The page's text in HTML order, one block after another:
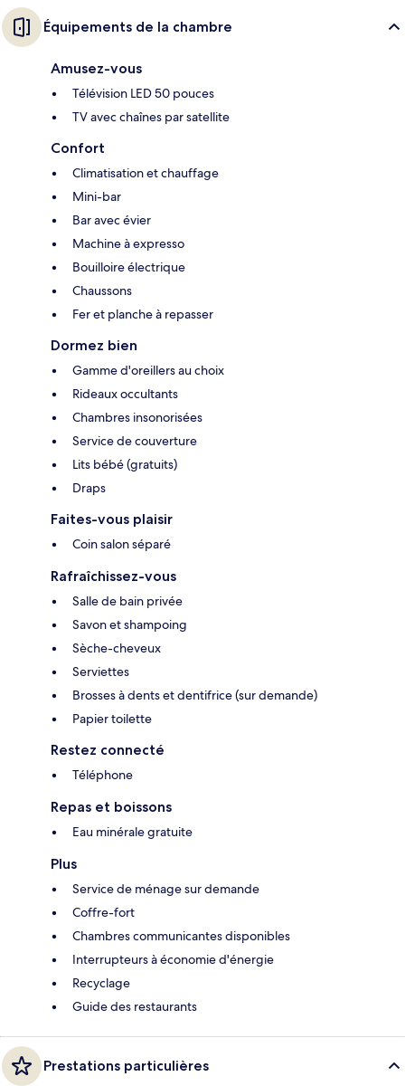
Équipements de la chambre
Amusez-vous
Télévision LED 50 pouces
TV avec chaînes par satellite
Confort
Climatisation et chauffage
Mini-bar
Bar avec évier
Machine à expresso
Bouilloire électrique
Chaussons
Fer et planche à repasser
Dormez bien
Gamme d'oreillers au choix
Rideaux occultants
Chambres insonorisées
Service de couverture
Lits bébé (gratuits)
Draps
Faites-vous plaisir
Coin salon séparé
Rafraîchissez-vous
Salle de bain privée
Savon et shampoing
Sèche-cheveux
Serviettes
Brosses à dents et dentifrice (sur demande)
Papier toilette
Restez connecté
Téléphone
Repas et boissons
Eau minérale gratuite
Plus
Service de ménage sur demande
Coffre-fort
Chambres communicantes disponibles
Interrupteurs à économie d'énergie
Recyclage
Guide des restaurants
Prestations particulières